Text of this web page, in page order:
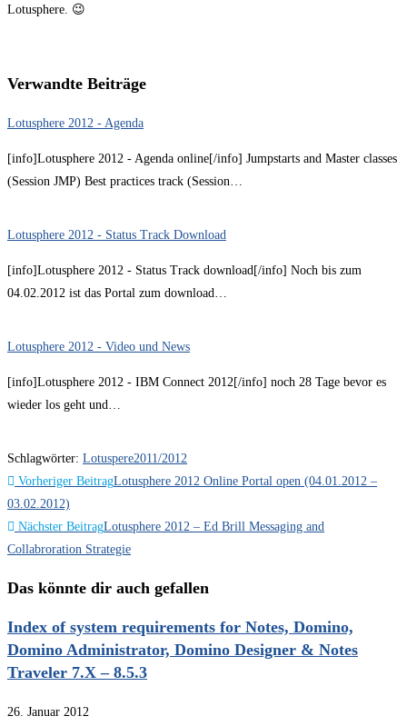
Lotusphere. 😉
Verwandte Beiträge
Lotusphere 2012 - Agenda
[info]Lotusphere 2012 - Agenda online[/info] Jumpstarts and Master classes
(Session JMP) Best practices track (Session…
Lotusphere 2012 - Status Track Download
[info]Lotusphere 2012 - Status Track download[/info] Noch bis zum
04.02.2012 ist das Portal zum download…
Lotusphere 2012 - Video und News
[info]Lotusphere 2012 - IBM Connect 2012[/info] noch 28 Tage bevor es
wieder los geht und…
Schlagwörter: Lotuspere2011/2012
Weitere
Artikel
ansehen
Vorheriger BeitragLotusphere 2012 Online Portal open (04.01.2012 –
03.02.2012)
Nächster BeitragLotusphere 2012 – Ed Brill Messaging and
Collabroration Strategie
Das könnte dir auch gefallen
Index of system requirements for Notes, Domino,
Domino Administrator, Domino Designer & Notes
Traveler 7.X – 8.5.3
26. Januar 2012